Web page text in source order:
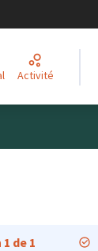
Activité
de 1